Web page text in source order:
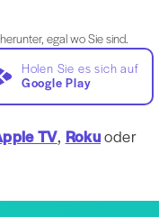
egal wo Sie sind.
Holen Sie es sich auf
Google Play
TV, Rokuoder